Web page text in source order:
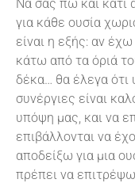
Να σας πω και κάτι
για κάθε ουσία
είναι η εξής: αν
κάτω από τα όριά
δέκα… θα έλεγα ότι
συνέργιες είναι
υπόψη μας, και να
επιβάλλονται να
αποδείξω για μια
πρέπει να